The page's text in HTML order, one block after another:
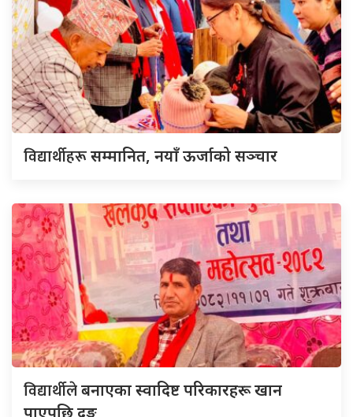
विद्यार्थीहरूसम्मानित, नयाँ ऊर्जाको सञ्चार
विद्यार्थीलेबनाएका स्वादिष्ट परिकारहरू खान